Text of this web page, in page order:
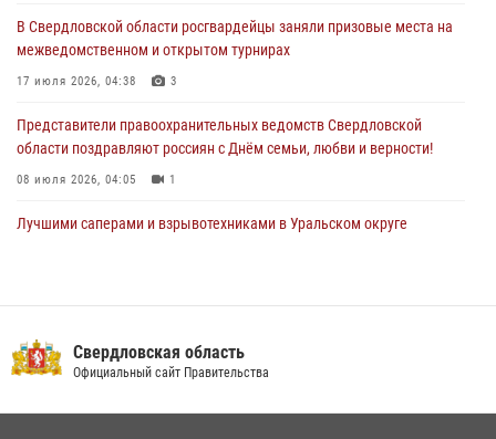
рассказал об итогах работы подразделения в эфире телекомпании
«Телекон»
30 июля 2026, 11:33 1
В Свердловской области росгвардейцы заняли призовые места на
межведомственном и открытом турнирах
17 июля 2026, 04:38 3
Представители правоохранительных ведомств Свердловской
области поздравляют россиян с Днём семьи, любви и верности!
08 июля 2026, 04:05 1
Лучшими саперами и взрывотехниками в Уральском округе
Всероссийского чемпионата Росгвардии по боксу
08 июля 2026, 12:02 5
Свердловская область
Официальный сайт Правительства